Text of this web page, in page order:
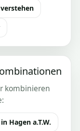
kombinieren
Hagen a.T.W.